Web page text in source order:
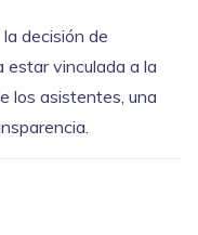
decisión de
estar vinculada a la
los asistentes, una